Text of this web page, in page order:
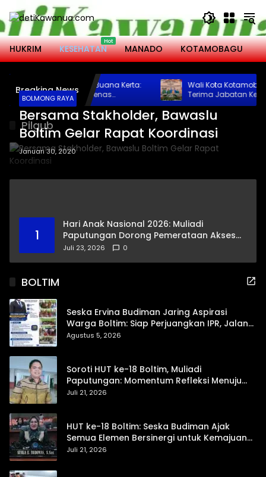
Langsung
ke
konten
HUKRIM
KESEHATAN MANADO KOTAMOBAGU
Breaking News
Harmoni di Banjar Buana Kerta:
Tulus Angelia Wenas
Aspirasi Warga Mopugad
Wali Kota Kotamobagu
Terima Jabatan Ketua
2031
Pilgub
BOLMONG RAYA
Bersama Stakholder, Bawaslu
Boltim Gelar Rapat Koordinasi
Januari 30, 2020
1
Hari Anak Nasional 2026: Muliadi
Paputungan Dorong Pemerataan Akses
Pendidikan dan Proteksi Digital Anak Sulut
Juli 23, 2026 0
BOLTIM
Seska Ervina Budiman Jaring Aspirasi
Warga Boltim: Siap Perjuangkan IPR, Jalan
Trans, hingga Pemasaran UMKM
Agustus 5, 2026
Soroti HUT ke-18 Boltim, Muliadi
Paputungan: Momentum Refleksi Menuju
Daerah Mandiri dan Berdaya Saing
Juli 21, 2026
HUT ke-18 Boltim: Seska Budiman Ajak
Semua Elemen Bersinergi untuk Kemajuan
Daerah
Juli 21, 2026